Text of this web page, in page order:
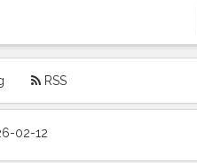
RSS
02-12